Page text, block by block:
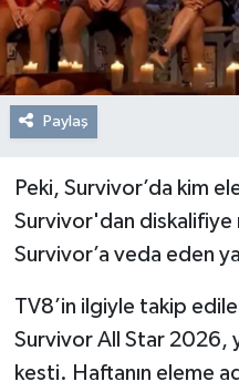
Paylaş
Peki, Survivor’da kim
Survivor'dan diskalifiye
Survivor’a veda eden
TV8’in ilgiyle takip
Survivor All Star 2026,
kesti. Haftanın eleme